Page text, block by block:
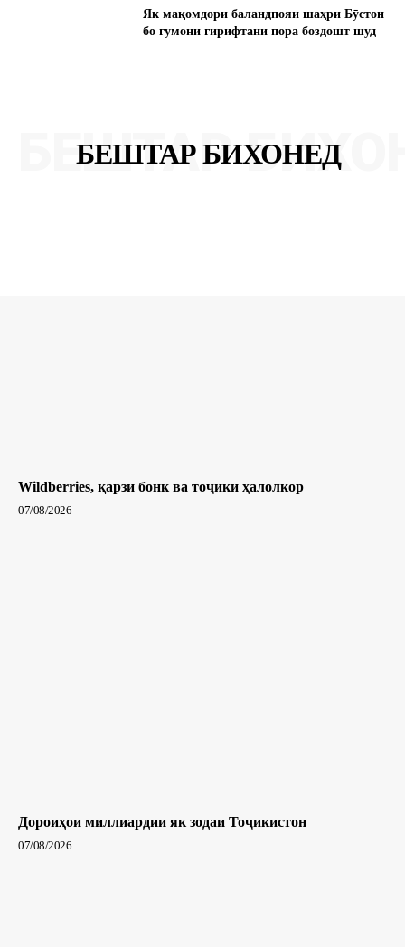
Як мақомдори баландпояи шаҳри Бӯстон
бо гумони гирифтани пора боздошт шуд
БЕШТАР БИХОНЕД
БЕШТАР
Wildberries, қарзи бонк ва тоҷики ҳалолкор
07/08/2026
Дороиҳои миллиардии як зодаи Тоҷикистон
07/08/2026